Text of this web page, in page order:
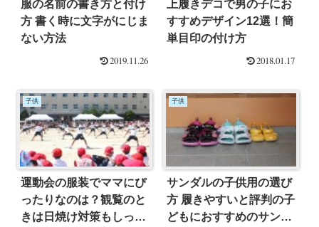
服の名前の書き方と付け
方 書く時に文字がにじま
ない方法
2019.11.26
上履きデコで男の子にお
すすめデザイン12選！簡
単目印の付け方
2018.01.17
子供
運動会の服装でママにぴ
ったりなのは？観覧のと
きは日焼け対策もしっか
子供
サンダルの子供用の選び
方 履きやすいと評判の子
どもにおすすめのサンダ